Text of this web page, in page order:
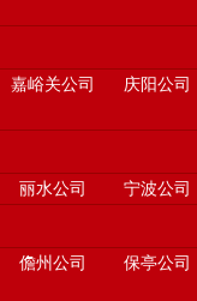
嘉峪关公司 庆阳公司
丽水公司 宁波公司
儋州公司 保亭公司